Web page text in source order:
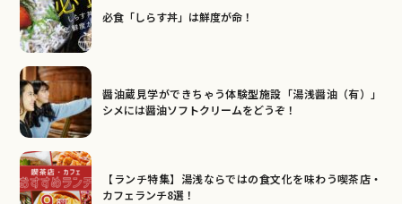
必食「しらす丼」は鮮度が命！
醤油蔵見学ができちゃう体験型施設「湯浅醤油（有）」
シメには醤油ソフトクリームをどうぞ！
【ランチ特集】湯浅ならではの食文化を味わう喫茶店・
カフェランチ8選！